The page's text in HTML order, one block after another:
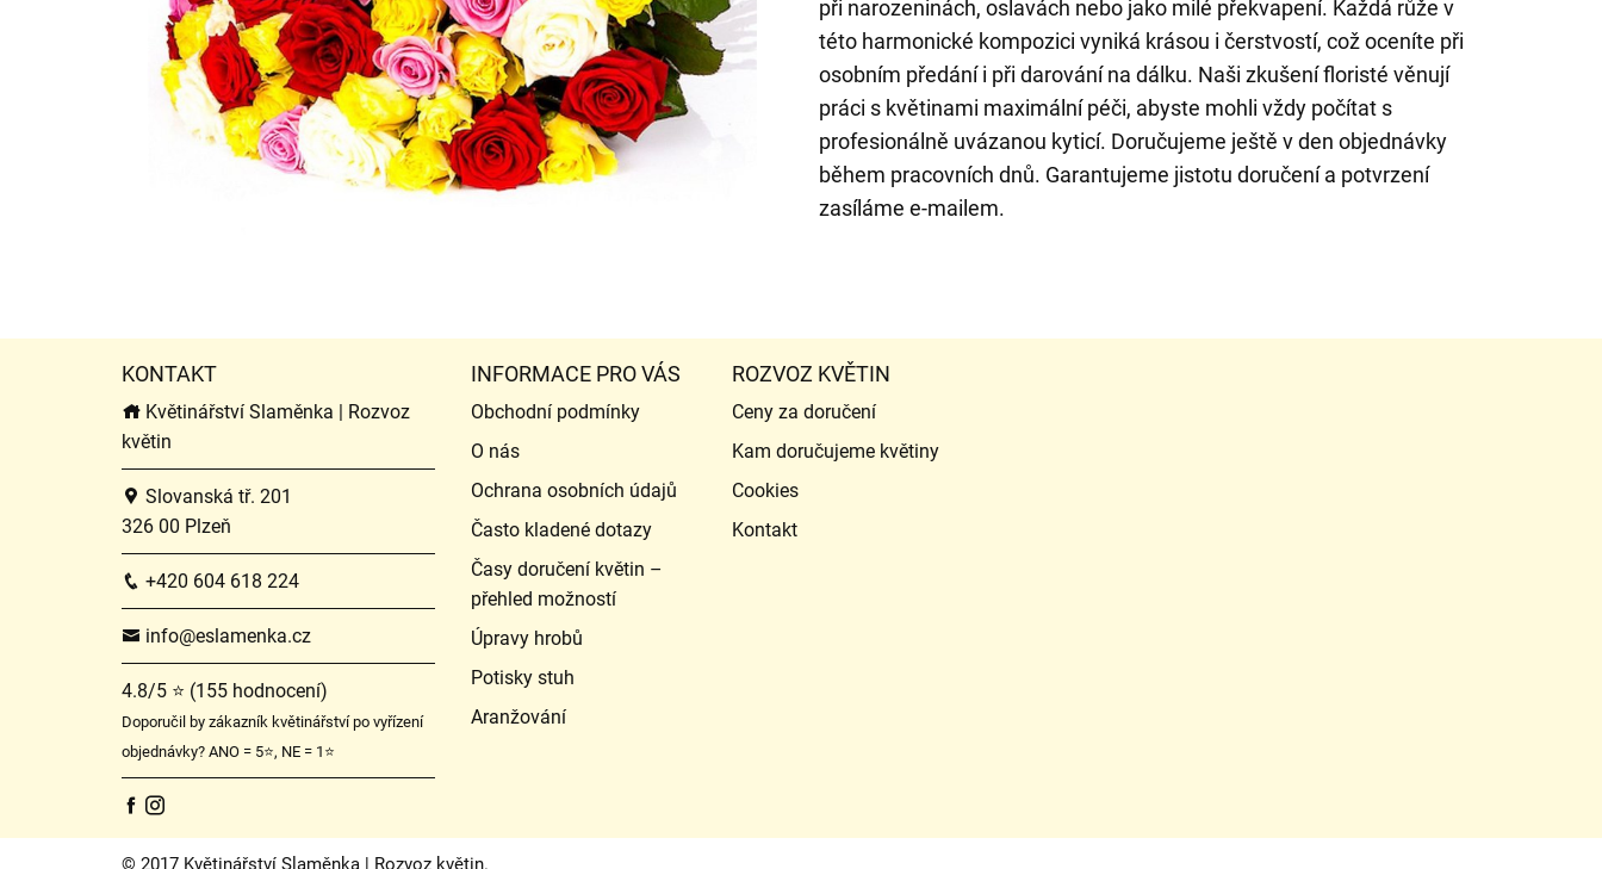
při narozeninách, oslavách nebo jako milé překvapení. Každá růže v
této harmonické kompozici vyniká krásou i čerstvostí, což oceníte při
osobním předání i při darování na dálku. Naši zkušení floristé věnují
práci s květinami maximální péči, abyste mohli vždy počítat s
profesionálně uvázanou kyticí. Doručujeme ještě v den objednávky
během pracovních dnů. Garantujeme jistotu doručení a potvrzení
zasíláme e-mailem.
KONTAKT
Květinářství Slaměnka | Rozvoz
květin
Slovanská tř. 201
326 00 Plzeň
+420 604 618 224
info@eslamenka.cz
4.8/5 ⭐ (155 hodnocení)
Doporučil by zákazník květinářství po vyřízení
objednávky? ANO = 5⭐, NE = 1⭐
INFORMACE PRO VÁS
Obchodní podmínky
O nás
Ochrana osobních údajů
Často kladené dotazy
Časy doručení květin –
přehled možností
Úpravy hrobů
Potisky stuh
Aranžování
ROZVOZ KVĚTIN
Ceny za doručení
Kam doručujeme květiny
Cookies
Kontakt
© 2017 Květinářství Slaměnka | Rozvoz květin.